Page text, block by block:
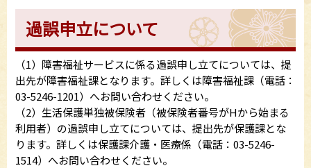
過誤申立について
（1）障害福祉サービスに係る過誤申し立てについては、提
出先が障害福祉課となります。詳しくは障害福祉課（電話：
03-5246-1201）へお問い合わせください。
（2）生活保護単独被保険者（被保険者番号がHから始まる
利用者）の過誤申し立てについては、提出先が保護課とな
ります。詳しくは保護課介護・医療係（電話：03-5246-
1514）へお問い合わせください。